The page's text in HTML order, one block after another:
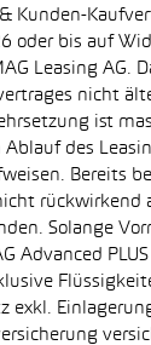
Kunden-
oder bis auf
Leasing AG.
nicht
ist
Ablauf des
Bereits
rückwirkend
Solange
Advanced
exkl.